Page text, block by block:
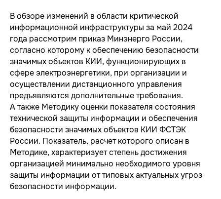
В обзоре изменений в области критической
информационной инфраструктуры за май 2024
года рассмотрим приказ Минэнерго России,
согласно которому к обеспечению безопасности
значимых объектов КИИ, функционирующих в
сфере электроэнергетики, при организации и
осуществлении дистанционного управления
предъявляются дополнительные требования.
А также Методику оценки показателя состояния
технической защиты информации и обеспечения
безопасности значимых объектов КИИ ФСТЭК
России. Показатель, расчет которого описан в
Методике, характеризует степень достижения
организацией минимально необходимого уровня
защиты информации от типовых актуальных угроз
безопасности информации.